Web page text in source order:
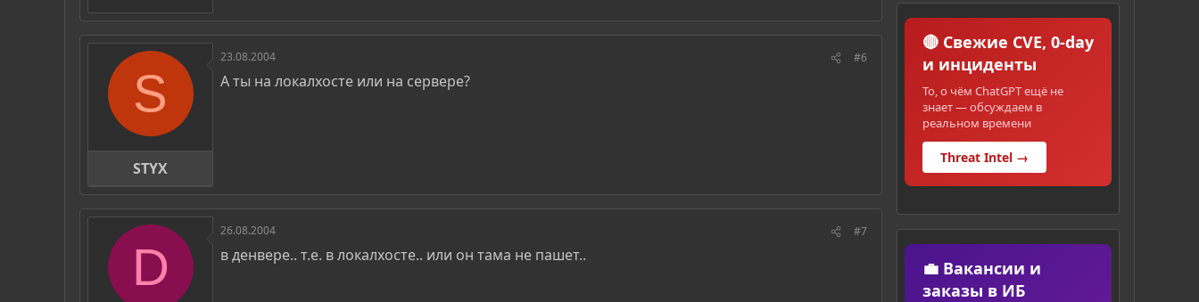
S
STYX
23.08.2004 #6
А ты на локалхосте или на сервере?
D
26.08.2004 #7
в денвере.. т.е. в локалхосте.. или он тама не пашет..
🔴 Свежие CVE, 0-day
и инциденты
То, о чём ChatGPT ещё не
знает — обсуждаем в
реальном времени
Threat Intel →
💼 Вакансии и
заказы в ИБ